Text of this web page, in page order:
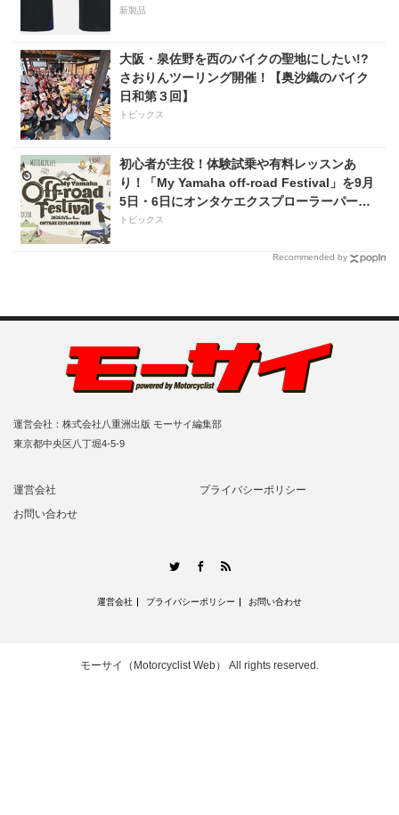
新製品
大阪・泉佐野を西のバイクの聖地にしたい!?
さおりんツーリング開催！【奥沙織のバイク
日和第３回】
トピックス
初心者が主役！体験試乗や有料レッスンあ
り！「My Yamaha off-road Festival」を9月
5日・6日にオンタケエクスプローラーパーク
で実施！
トピックス
Recommended by
運営会社：株式会社八重洲出版 モーサイ編集部
東京都中央区八丁堀4-5-9
運営会社
プライバシーポリシー
お問い合わせ
TwitterFacebook
運営会社 プライバシーポリシー お問い合わせ
モーサイ（Motorcyclist Web） All rights reserved.